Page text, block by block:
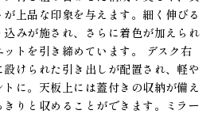
上品な印象を与えます。細く伸びる
みが施され、さらに着色が加えられ
トを引き締めています。 デスク右
けられた引き出しが配置され、軽や
に。天板上には蓋付きの収納が備え
きりと収めることができます。ミラー